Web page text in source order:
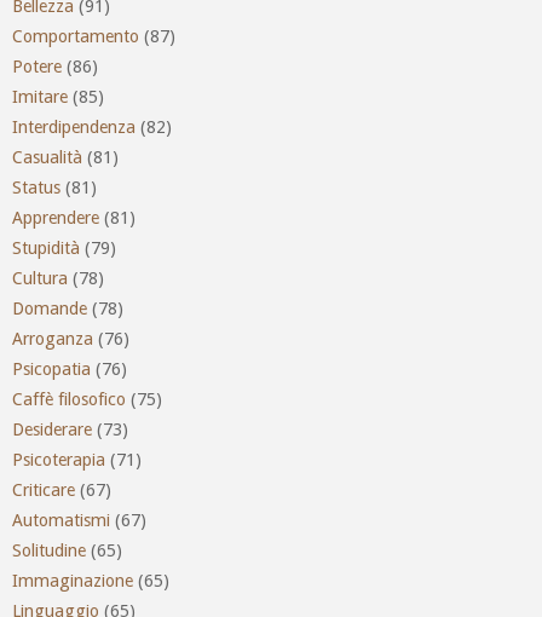
Bellezza (91)
Comportamento (87)
Potere (86)
Imitare (85)
Interdipendenza (82)
Casualità (81)
Status (81)
Apprendere (81)
Stupidità (79)
Cultura (78)
Domande (78)
Arroganza (76)
Psicopatia (76)
Caffè filosofico (75)
Desiderare (73)
Psicoterapia (71)
Criticare (67)
Automatismi (67)
Solitudine (65)
Immaginazione (65)
Linguaggio (65)